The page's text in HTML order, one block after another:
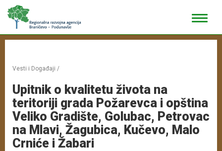
Vesti i Događaji /
Upitnik o kvalitetu života na
teritoriji grada Požarevca i opština
Veliko Gradište, Golubac, Petrovac
na Mlavi, Žagubica, Kučevo, Malo
Crniće i Žabari